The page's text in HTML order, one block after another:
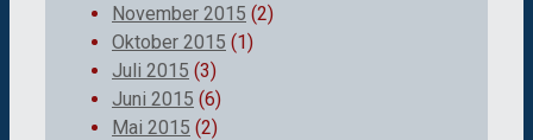
November 2015 (2)
Oktober 2015 (1)
Juli 2015 (3)
Juni 2015 (6)
Mai 2015 (2)